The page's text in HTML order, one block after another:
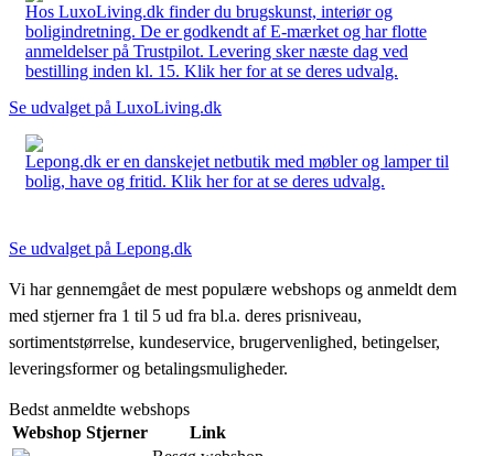
Hos LuxoLiving.dk finder du brugskunst, interiør og
boligindretning. De er godkendt af E-mærket og har flotte
anmeldelser på Trustpilot. Levering sker næste dag ved
bestilling inden kl. 15. Klik her for at se deres udvalg.
Se udvalget på LuxoLiving.dk
Lepong.dk er en danskejet netbutik med møbler og lamper til
bolig, have og fritid. Klik her for at se deres udvalg.
Se udvalget på Lepong.dk
Vi har gennemgået de mest populære webshops og anmeldt dem
med stjerner fra 1 til 5 ud fra bl.a. deres prisniveau,
sortimentstørrelse, kundeservice, brugervenlighed, betingelser,
leveringsformer og betalingsmuligheder.
Bedst anmeldte webshops
Webshop Stjerner
Link